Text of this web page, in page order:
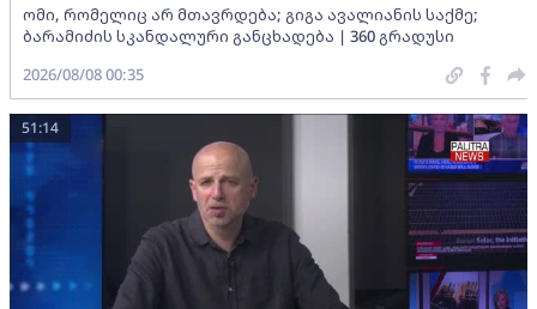
ომი, რომელიც არ მთავრდება; გიგა ავალიანის საქმე;
ბარამიძის სკანდალური განცხადება | 360 გრადუსი
2026/08/08 00:35
51:14